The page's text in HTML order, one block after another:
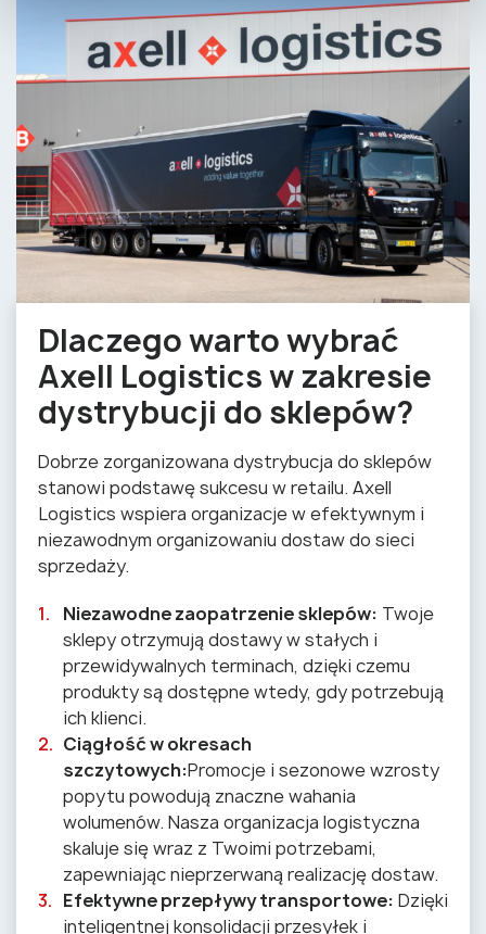
Dlaczego warto wybrać
Axell Logistics w zakresie
dystrybucji do sklepów?
Dobrze zorganizowana dystrybucja do sklepów
stanowi podstawę sukcesu w retailu. Axell
Logistics wspiera organizacje w efektywnym i
niezawodnym organizowaniu dostaw do sieci
sprzedaży.
Niezawodne zaopatrzenie sklepów: Twoje
sklepy otrzymują dostawy w stałych i
przewidywalnych terminach, dzięki czemu
produkty są dostępne wtedy, gdy potrzebują
ich klienci.
Ciągłość w okresach
szczytowych:Promocje i sezonowe wzrosty
popytu powodują znaczne wahania
wolumenów. Nasza organizacja logistyczna
skaluje się wraz z Twoimi potrzebami,
zapewniając nieprzerwaną realizację dostaw.
Efektywne przepływy transportowe: Dzięki
inteligentnej konsolidacji przesyłek i